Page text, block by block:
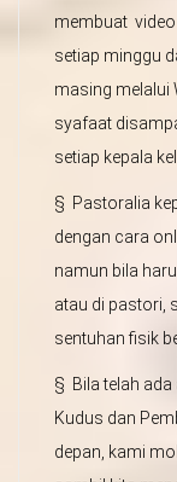
membuat
setiap minggu
masing melalui
syafaat
setiap kepala
§ Pastoralia
dengan cara
namun bila
atau di pastori,
sentuhan fisik
§ Bila telah ada
Kudus dan
depan, kami